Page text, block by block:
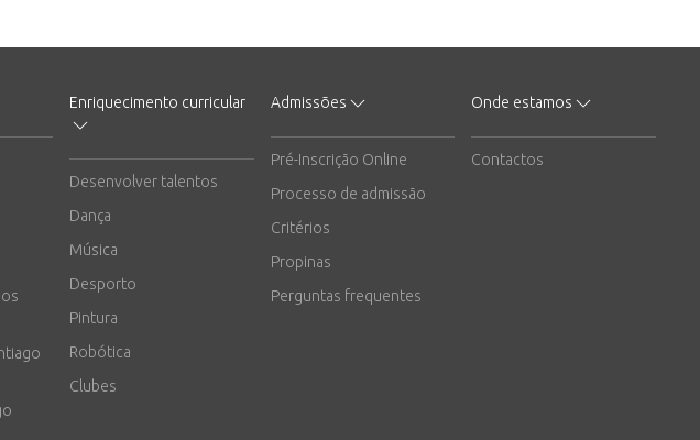
Enriquecimento curricular
Desenvolver talentos
Dança
Música
Desporto
Pintura
Robótica
Clubes
Admissões
Pré-Inscrição Online
Processo de admissão
Critérios
Propinas
Perguntas frequentes
Onde estamos
Contactos